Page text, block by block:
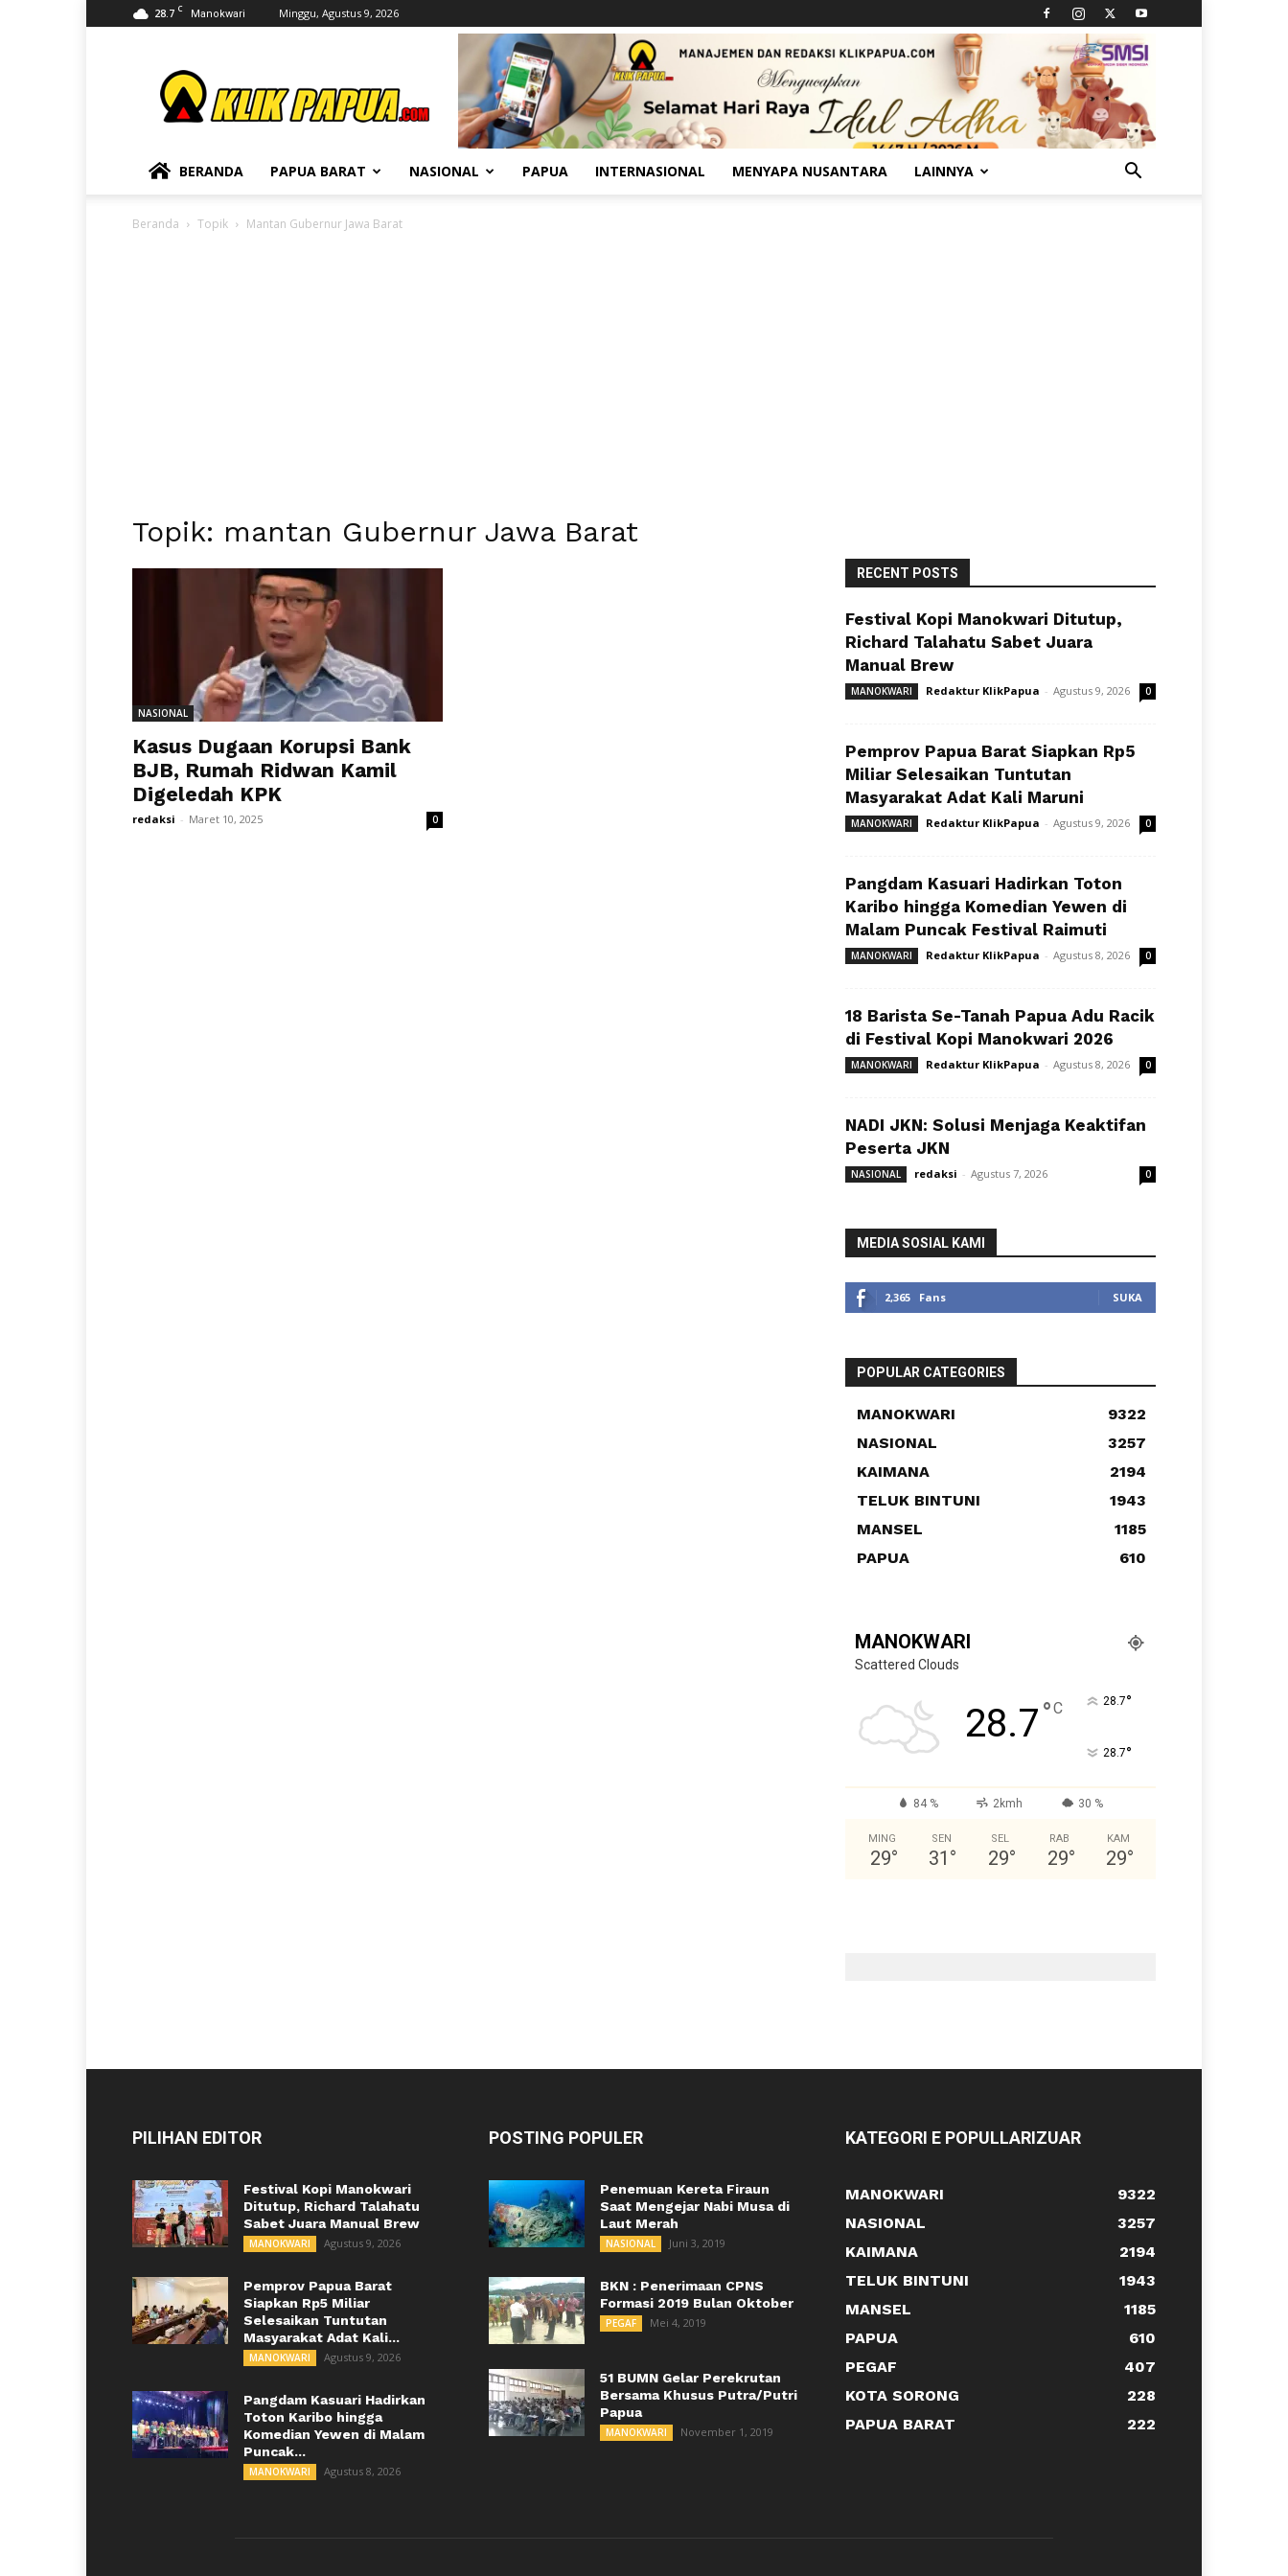
28.7 C Manokwari Minggu, Agustus 9, 2026
BERANDA PAPUA BARAT NASIONAL PAPUA INTERNASIONAL MENYAPA NUSANTARA LAINNYA
Beranda Topik Mantan Gubernur Jawa Barat
Topik: mantan Gubernur Jawa Barat
NASIONAL
Kasus Dugaan Korupsi Bank
BJB, Rumah Ridwan Kamil
Digeledah KPK
redaksi - Maret 10, 2025 0
RECENT POSTS
Festival Kopi Manokwari Ditutup,
Richard Talahatu Sabet Juara
Manual Brew
MANOKWARI Redaktur KlikPapua - Agustus 9, 2026 0
Pemprov Papua Barat Siapkan Rp5
Miliar Selesaikan Tuntutan
Masyarakat Adat Kali Maruni
MANOKWARI Redaktur KlikPapua - Agustus 9, 2026 0
Pangdam Kasuari Hadirkan Toton
Karibo hingga Komedian Yewen di
Malam Puncak Festival Raimuti
MANOKWARI Redaktur KlikPapua - Agustus 8, 2026 0
18 Barista Se-Tanah Papua Adu Racik
di Festival Kopi Manokwari 2026
MANOKWARI Redaktur KlikPapua - Agustus 8, 2026 0
NADI JKN: Solusi Menjaga Keaktifan
Peserta JKN
NASIONAL redaksi - Agustus 7, 2026 0
MEDIA SOSIAL KAMI
2,365 Fans SUKA
POPULAR CATEGORIES
MANOKWARI
9322
NASIONAL
3257
KAIMANA
2194
TELUK BINTUNI
1943
MANSEL
1185
PAPUA
610
MANOKWARI
Scattered Clouds
28.7°C 28.7°
28.7°
84 % 2kmh 30 %
MING
29°
SEN
31 °
SEL
29°
RAB
29°
KAM
29°
PILIHAN EDITOR
Festival Kopi Manokwari
Ditutup, Richard Talahatu
Sabet Juara Manual Brew
MANOKWARI Agustus 9, 2026
Pemprov Papua Barat
Siapkan Rp5 Miliar
Selesaikan Tuntutan
Masyarakat Adat Kali...
MANOKWARI Agustus 9, 2026
Pangdam Kasuari Hadirkan
Toton Karibo hingga
Komedian Yewen di Malam
Puncak...
MANOKWARI Agustus 8, 2026
POSTING POPULER
Penemuan Kereta Firaun
Saat Mengejar Nabi Musa di
Laut Merah
NASIONAL Juni 3, 2019
BKN : Penerimaan CPNS
Formasi 2019 Bulan Oktober
PEGAF Mei 4, 2019
51 BUMN Gelar Perekrutan
Bersama Khusus Putra/Putri
Papua
MANOKWARI November 1, 2019
KATEGORI E POPULLARIZUAR
MANOKWARI
9322
NASIONAL
3257
KAIMANA
2194
TELUK BINTUNI
1943
MANSEL
1185
PAPUA
610
PEGAF
407
KOTA SORONG
228
PAPUA BARAT
222